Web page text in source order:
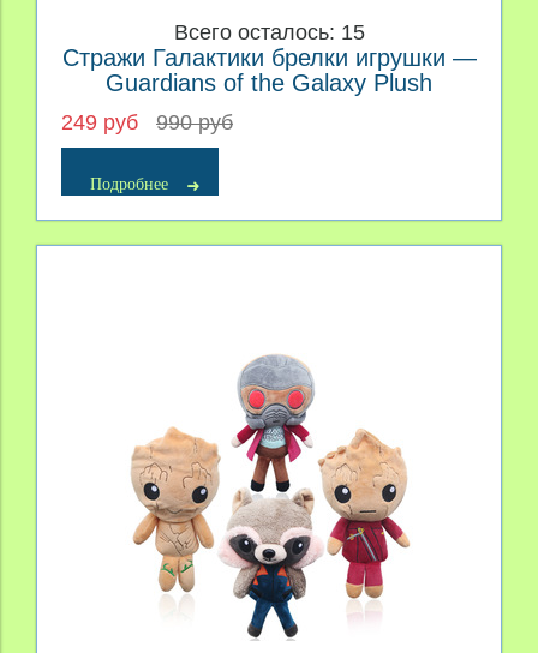
Всего осталось: 15
Стражи Галактики брелки игрушки —
Guardians of the Galaxy Plush
249 руб 990 руб
Подробнее